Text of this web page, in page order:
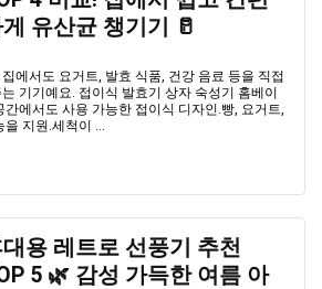
유산균 챙기기 🥛
에서도 요거트, 발효 식품, 건강 음료 등을 직접
기기예요. 접이식 발효기 상자 숙성기 홈베이
간에서도 사용 가능한 접이식 디자인.빵, 요거트,
을 지원.세척이 ...
용 레트로 선풍기 추천
5 🌿 감성 가득한 여름 아